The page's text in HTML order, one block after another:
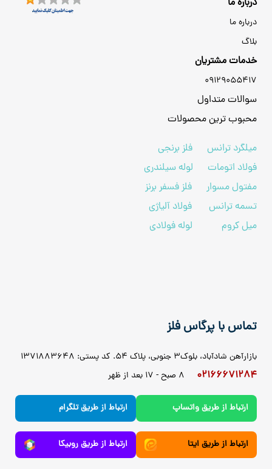
درباره ما
بلاگ
خدمات مشتریان
09129055417
سوالات متداول
محبوب ترین محصولات
میلگرد ترانس
فلز برنجی
فولاد اتومات
لوله سیلندری
مفتول مسوار
فلز فسفر برنز
تسمه ترانس
فولاد آلیاژی
میل کروم
لوله فولادی
تماس با پرگاس فلز
بازارآهن شادآباد، بلوک3 جنوبی، پلاک 54. کد پستی: 1371883648
02166671284
ارتباط از طریق واتساپ ارتباط از طریق تلگرام
ارتباط از طریق ایتا ارتباط از طریق روبیکا